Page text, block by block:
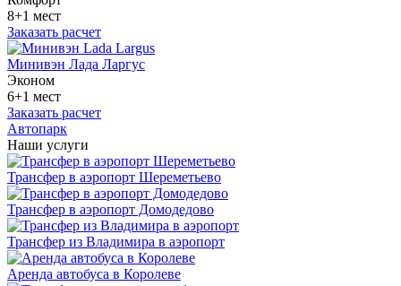
8+1 мест
Заказать расчет
Минивэн Лада Ларгус
Эконом
6+1 мест
Заказать расчет
Автопарк
Наши услуги
Трансфер в аэропорт Шереметьево
Трансфер в аэропорт Домодедово
Трансфер из Владимира в аэропорт
Аренда автобуса в Королеве